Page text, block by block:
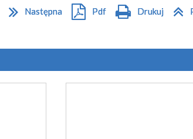
Następna Pdf Drukuj